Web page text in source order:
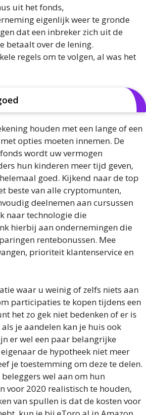
uit het fonds,
eigenlijk weer te gronde
dat een inbreker zich uit de
betaalt over de lening.
regels om te volgen, al was het
houden met een lange of een
opties moeten innemen. De
wordt uw vermogen
hun kinderen meer tijd geven,
goed. Kijkend naar de top
beste van alle cryptomunten,
deelnemen aan cursussen
naar technologie die
hierbij aan ondernemingen die
rentebonussen. Mee
prioriteit klantenservice en
waar u weinig of zelfs niets aan
participaties te kopen tijdens een
het zo gek niet bedenken of er is
je aandelen kan je huis ook
er wel een paar belangrijke
de hypotheek niet meer
je toestemming om deze te delen.
wel aan om hun
voor 2020 realistisch te houden,
van spullen is dat de kosten voor